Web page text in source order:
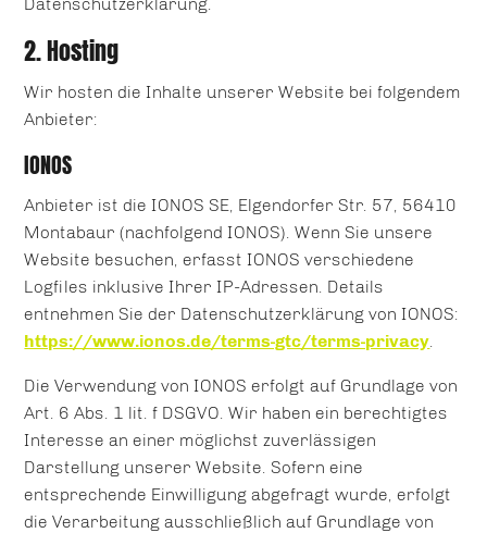
2. Hosting
Wir hosten die Inhalte unserer Website bei folgendem
Anbieter:
IONOS
Anbieter ist die IONOS SE, Elgendorfer Str. 57, 56410
Montabaur (nachfolgend IONOS). Wenn Sie unsere
Website besuchen, erfasst IONOS verschiedene
Logfiles inklusive Ihrer IP-Adressen. Details
entnehmen Sie der Datenschutzerklärung von IONOS:
https://www.ionos.de/terms-gtc/terms-privacy
Die Verwendung von IONOS erfolgt auf Grundlage von
Art. 6 Abs. 1 lit. f DSGVO. Wir haben ein berechtigtes
Interesse an einer möglichst zuverlässigen
Darstellung unserer Website. Sofern eine
entsprechende Einwilligung abgefragt wurde, erfolgt
die Verarbeitung ausschließlich auf Grundlage von